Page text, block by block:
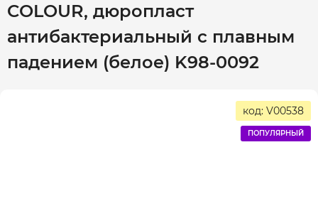
COLOUR, дюропласт
антибактериальный с плавным
падением (белое) K98-0092
код: V00538
ПОПУЛЯРНЫЙ